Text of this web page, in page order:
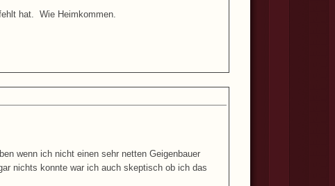
hat. Wie Heimkommen.
wenn ich nicht einen sehr netten Geigenbauer
nichts konnte war ich auch skeptisch ob ich das